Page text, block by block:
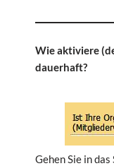
Wie aktiviere
dauerhaft?
Gehen Sie in